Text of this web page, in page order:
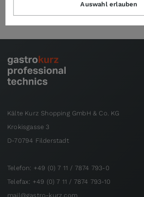
Kälte Kurz Shopping GmbH & Co. KG
Krokisgasse 3
D-70794 Filderstadt
Telefon: +49 (0) 7 11 / 7874 793-0
Telefax: +49 (0) 7 11 / 7874 793-10
mail@gastro-kurz.com
Auswahl erlauben